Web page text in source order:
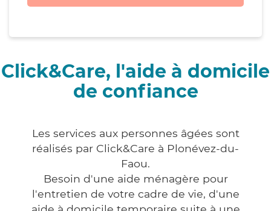
Click&Care, l'aide à domicile
de confiance
Les services aux personnes âgées sont
réalisés par Click&Care à Plonévez-du-
Faou.
Besoin d'une aide ménagère pour
l'entretien de votre cadre de vie, d'une